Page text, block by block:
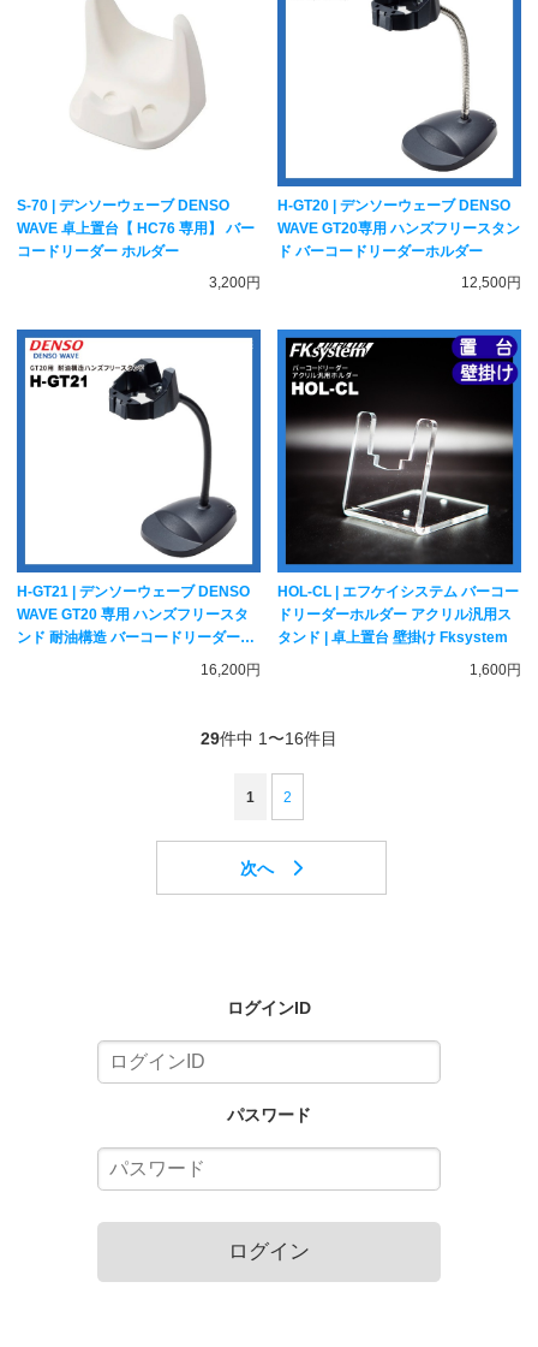
S-70 | デンソーウェーブ DENSO
WAVE 卓上置台【 HC76 専用】 バー
コードリーダー ホルダー
3,200円
H-GT20 | デンソーウェーブ DENSO
WAVE GT20専用 ハンズフリースタン
ド バーコードリーダーホルダー
12,500円
H-GT21 | デンソーウェーブ DENSO
WAVE GT20 専用 ハンズフリースタ
ンド 耐油構造 バーコードリーダー用
16,200円
HOL-CL | エフケイシステム バーコー
ドリーダーホルダー アクリル汎用ス
タンド | 卓上置台 壁掛け Fksystem
1,600円
29件中 1〜16件目
1 2
ログインID
パスワード
ログイン